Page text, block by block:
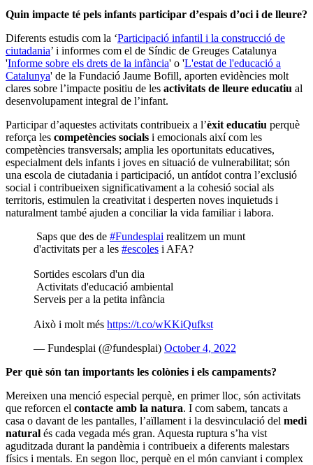
Quin impacte té pels infants participar d’espais d’oci i de lleure?
Diferents estudis com la ‘Participació infantil i la construcció de
ciutadania’ i informes com el de Síndic de Greuges Catalunya
'Informe sobre els drets de la infància' o 'L'estat de l'educació a
Catalunya' de la Fundació Jaume Bofill, aporten evidències molt
clares sobre l’impacte positiu de les activitats de lleure educatiu al
desenvolupament integral de l’infant.
Participar d’aquestes activitats contribueix a l’èxit educatiu perquè
reforça les competències socials i emocionals així com les
competències transversals; amplia les oportunitats educatives,
especialment dels infants i joves en situació de vulnerabilitat; són
una escola de ciutadania i participació, un antídot contra l’exclusió
social i contribueixen significativament a la cohesió social als
territoris, estimulen la creativitat i desperten noves inquietuds i
naturalment també ajuden a conciliar la vida familiar i labora.
Saps que des de #Fundesplai realitzem un munt
d'activitats per a les #escoles i AFA?
Sortides escolars d'un dia
Activitats d'educació ambiental
Serveis per a la petita infància
Això i molt més https://t.co/wKKiQufkst
— Fundesplai (@fundesplai) October 4, 2022
Per què són tan importants les colònies i els campaments?
Mereixen una menció especial perquè, en primer lloc, són activitats
que reforcen el contacte amb la natura. I com sabem, tancats a
casa o davant de les pantalles, l’aïllament i la desvinculació del medi
natural és cada vegada més gran. Aquesta ruptura s’ha vist
aguditzada durant la pandèmia i contribueix a diferents malestars
físics i mentals. En segon lloc, perquè en el món canviant i complex